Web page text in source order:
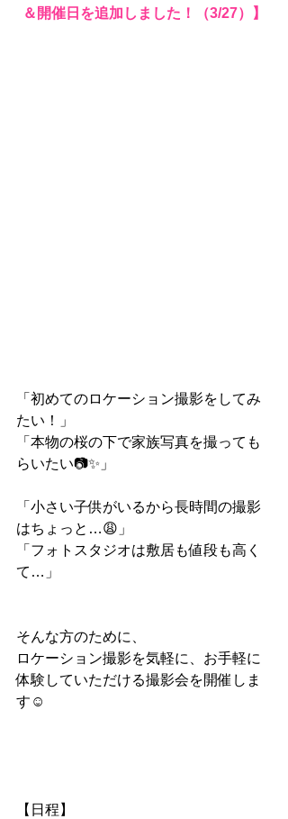
＆開催日を追加しました！（3/27）】
「初めてのロケーション撮影をしてみ
たい！」
「本物の桜の下で家族写真を撮っても
らいたい📷✨」
「小さい子供がいるから長時間の撮影
はちょっと…😩」
「フォトスタジオは敷居も値段も高く
て…」
そんな方のために、
ロケーション撮影を気軽に、お手軽に
体験していただける撮影会を開催しま
す☺︎
【日程】